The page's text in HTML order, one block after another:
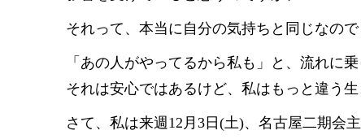
それって、本当に自分の気持ちと同じなので
「あの人がやってるから私も」と、流れに
それは安心ではあるけど、私はもっと違う生
さて、私は来週12月3日(土)、名古屋二期会